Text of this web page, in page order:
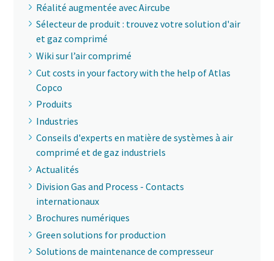
Réalité augmentée avec Aircube
Sélecteur de produit : trouvez votre solution d'air
et gaz comprimé
Wiki sur l’air comprimé
Cut costs in your factory with the help of Atlas
Copco
Produits
Industries
Conseils d'experts en matière de systèmes à air
comprimé et de gaz industriels
Actualités
Division Gas and Process - Contacts
internationaux
Brochures numériques
Green solutions for production
Solutions de maintenance de compresseur